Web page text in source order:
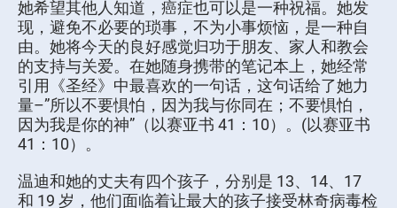
她希望其他人知道，癌症也可以是一种祝福。她发
现，避免不必要的琐事，不为小事烦恼，是一种自
由。她将今天的良好感觉归功于朋友、家人和教会
的支持与关爱。在她随身携带的笔记本上，她经常
引用《圣经》中最喜欢的一句话，这句话给了她力
量–”所以不要惧怕，因为我与你同在；不要惧怕，
因为我是你的神”（以赛亚书 41：10）。(以赛亚书
41：10）。
温迪和她的丈夫有四个孩子，分别是 13、14、17
和 19 岁，他们面临着让最大的孩子接受林奇病毒检